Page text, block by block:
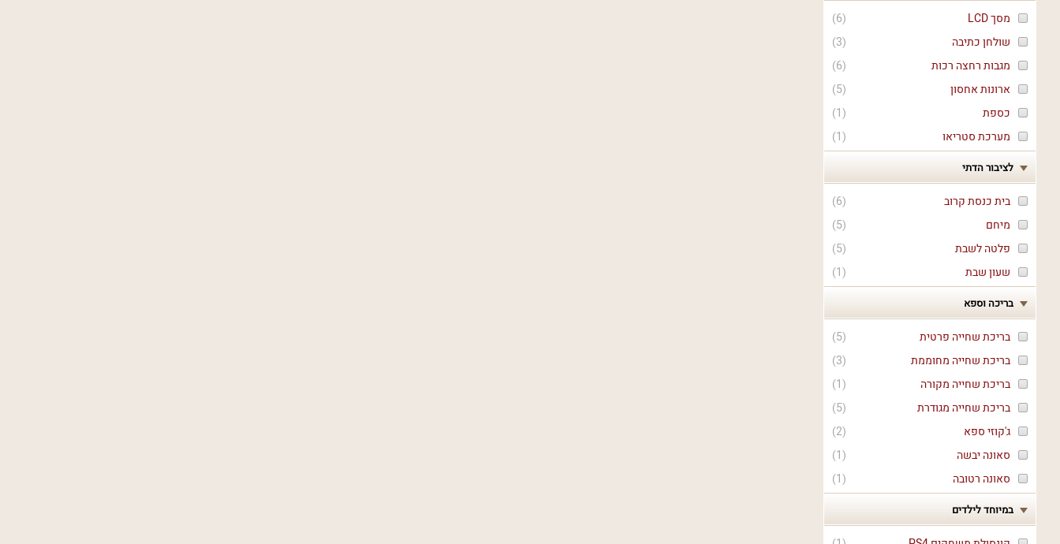
(
6
)
מסך LCD
(
3
)
שולחן כתיבה
(
6
)
מגבות רחצה רכות
(
5
)
ארונות אחסון
(
1
)
כספת
(
1
) מערכת סטריאו
לציבור הדתי
(
6
)
בית כנסת קרוב
(
5
)
מיחם
(
5
)
פלטה לשבת
(
1
) שעון שבת
בריכה וספא
(
5
)
בריכת שחייה פרטית
(
3
)
בריכת שחייה מחוממת
(
1
)
בריכת שחייה מקורה
(
5
)
בריכת שחייה מגודרת
(
2
)
ג'קוזי ספא
(
1
)
סאונה יבשה
(
1
) סאונה רטובה
במיוחד לילדים